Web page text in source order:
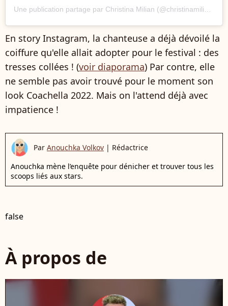
En story Instagram, la chanteuse a déjà dévoilé la
coiffure qu'elle allait adopter pour le festival : des
tresses collées ! (voir diaporama) Par contre, elle
ne semble pas avoir trouvé pour le moment son
look Coachella 2022. Mais on l'attend déjà avec
impatience !
Par Anouchka Volkov | Rédactrice
Anouchka mène l’enquête pour dénicher et trouver tous les
scoops liés aux stars.
false
À propos de